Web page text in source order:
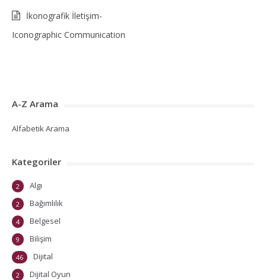
İkonografik İletişim-
Iconographic Communication
A-Z Arama
Alfabetik Arama
Kategoriler
Algı
2
Bağımlılık
2
Belgesel
4
Bilişim
9
Dijital
46
Dijital Oyun
2